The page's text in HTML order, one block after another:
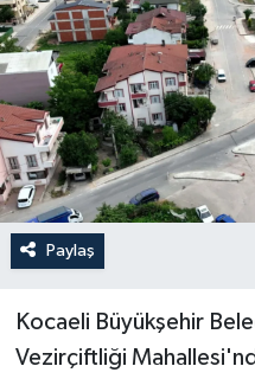
Paylaş
Kocaeli Büyükşehir
Vezirçiftliği